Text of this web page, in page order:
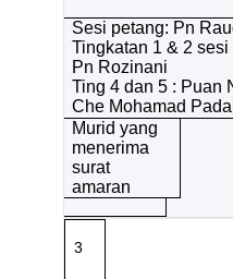
Sesi petang: Pn
Tingkatan 1 & 2
Pn Rozinani
Ting 4 dan 5 : Puan
Che Mohamad
Murid yang
menerima
surat
amaran
3